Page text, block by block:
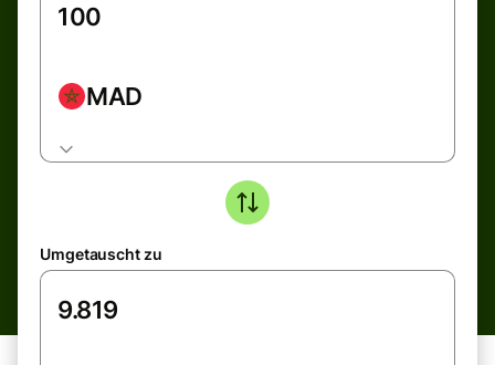
MAD
Umgetauscht zu